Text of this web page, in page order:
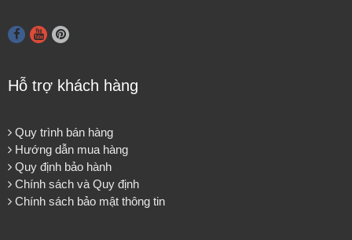
Hỗ trợ khách hàng
Quy trình bán hàng
Hướng dẫn mua hàng
Quy định bảo hành
Chính sách và Quy định
Chính sách bảo mật thông tin